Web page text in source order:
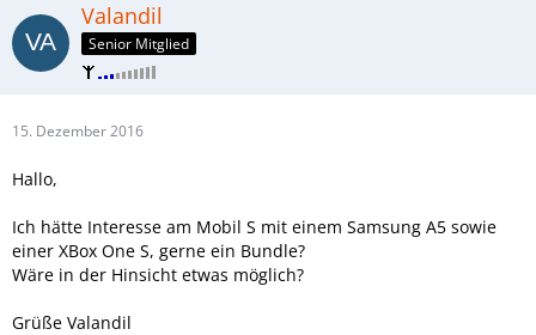
Valandil
Senior Mitglied
15. Dezember 2016
Hallo,
Ich hätte Interesse am Mobil S mit einem Samsung A5 sowie
einer XBox One S, gerne ein Bundle?
Wäre in der Hinsicht etwas möglich?
Grüße Valandil